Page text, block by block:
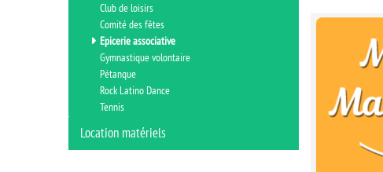
Club de loisirs
Comité des fêtes
Epicerie associative
Gymnastique volontaire
Pétanque
Rock Latino Dance
Tennis
Location matériels